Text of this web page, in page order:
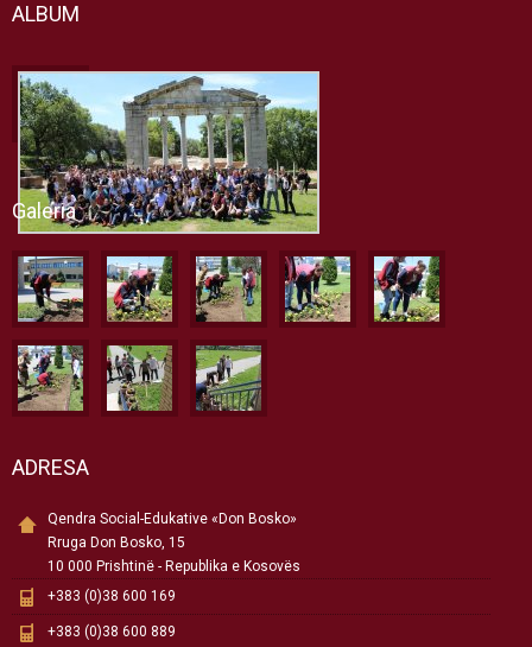
ALBUM
Galeria
ADRESA
Qendra Social-Edukative «Don Bosko»
Rruga Don Bosko, 15
10 000 Prishtinë - Republika e Kosovës
+383 (0)38 600 169
+383 (0)38 600 889